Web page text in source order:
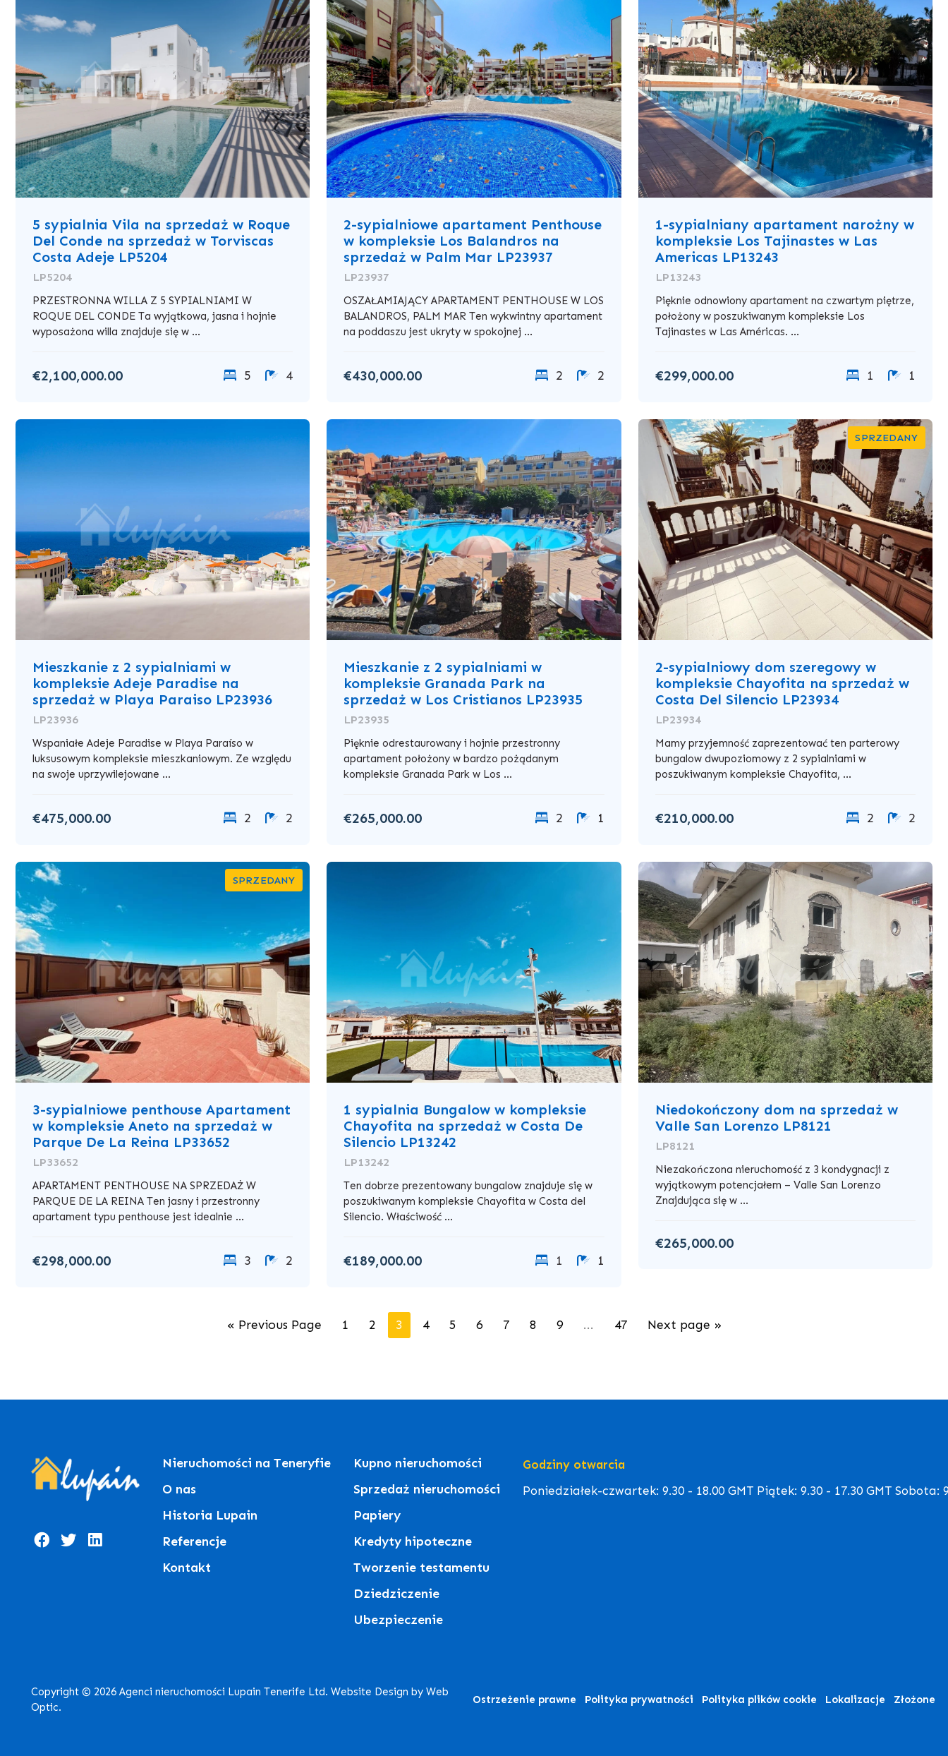
5 sypialnia Vila na sprzedaż w Roque
Del Conde na sprzedaż w Torviscas
Costa Adeje LP5204
LP5204
PRZESTRONNA WILLA Z 5 SYPIALNIAMI W
ROQUE DEL CONDE Ta wyjątkowa, jasna i hojnie
wyposażona willa znajduje się w ...
€2,100,000.00 5 4
2-sypialniowe apartament Penthouse
w kompleksie Los Balandros na
sprzedaż w Palm Mar LP23937
LP23937
OSZAŁAMIAJĄCY APARTAMENT PENTHOUSE W LOS
BALANDROS, PALM MAR Ten wykwintny apartament
na poddaszu jest ukryty w spokojnej ...
€430,000.00 2 2
1-sypialniany apartament narożny w
kompleksie Los Tajinastes w Las
Americas LP13243
LP13243
Pięknie odnowiony apartament na czwartym piętrze,
położony w poszukiwanym kompleksie Los
Tajinastes w Las Américas. ...
€299,000.00 1 1
Mieszkanie z 2 sypialniami w
kompleksie Adeje Paradise na
sprzedaż w Playa Paraiso LP23936
LP23936
Wspaniałe Adeje Paradise w Playa Paraíso w
luksusowym kompleksie mieszkaniowym. Ze względu
na swoje uprzywilejowane ...
€475,000.00 2 2
Mieszkanie z 2 sypialniami w
kompleksie Granada Park na
sprzedaż w Los Cristianos LP23935
LP23935
Pięknie odrestaurowany i hojnie przestronny
apartament położony w bardzo pożądanym
kompleksie Granada Park w Los ...
€265,000.00 2 1
SPRZEDANY
2-sypialniowy dom szeregowy w
kompleksie Chayofita na sprzedaż w
Costa Del Silencio LP23934
LP23934
Mamy przyjemność zaprezentować ten parterowy
bungalow dwupoziomowy z 2 sypialniami w
poszukiwanym kompleksie Chayofita, ...
€210,000.00 2 2
SPRZEDANY
3-sypialniowe penthouse Apartament
w kompleksie Aneto na sprzedaż w
Parque De La Reina LP33652
LP33652
APARTAMENT PENTHOUSE NA SPRZEDAŻ W
PARQUE DE LA REINA Ten jasny i przestronny
apartament typu penthouse jest idealnie ...
€298,000.00 3 2
1 sypialnia Bungalow w kompleksie
Chayofita na sprzedaż w Costa De
Silencio LP13242
LP13242
Ten dobrze prezentowany bungalow znajduje się w
poszukiwanym kompleksie Chayofita w Costa del
Silencio. Właściwość ...
€189,000.00 1 1
Niedokończony dom na sprzedaż w
Valle San Lorenzo LP8121
LP8121
Niezakończona nieruchomość z 3 kondygnacji z
wyjątkowym potencjałem – Valle San Lorenzo
Znajdująca się w ...
€265,000.00
« Previous Page 1 2 3 4 5 6 7 8 9 ... 47 Next page »
Nieruchomości na Teneryfie
O nas
Historia Lupain
Referencje
Kontakt
Kupno nieruchomości
Sprzedaż nieruchomości
Papiery
Kredyty hipoteczne
Tworzenie testamentu
Dziedziczenie
Ubezpieczenie
Godziny otwarcia
Poniedziałek-czwartek: 9.30 - 18.00 GMT Piątek: 9.30 - 17.30 GMT Sobota:
Copyright © 2026 Agenci nieruchomości Lupain Tenerife Ltd. Website Design by Web
Optic.
Ostrzeżenie prawne Polityka prywatności Polityka plików cookie Lokalizacje Złożone